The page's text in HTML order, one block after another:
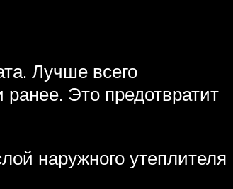
Лучше всего
Это предотвратит
наружного утеплителя